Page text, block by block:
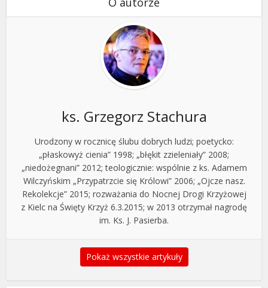
ks. Grzegorz Stachura
Urodzony w rocznicę ślubu dobrych ludzi; poetycko:
„płaskowyż cienia” 1998; „błękit zzieleniały” 2008;
„niedożegnani” 2012; teologicznie: wspólnie z ks. Adamem
Wilczyńskim „Przypatrzcie się Królowi” 2006; „Ojcze nasz.
Rekolekcje” 2015; rozważania do Nocnej Drogi Krzyżowej
z Kielc na Święty Krzyż 6.3.2015; w 2013 otrzymał nagrodę
im. Ks. J. Pasierba.
Pokaż wszystkie artykuły